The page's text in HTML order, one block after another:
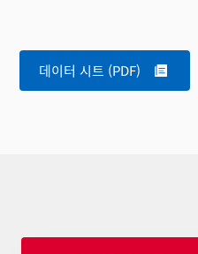
데이터 시트 (PDF)